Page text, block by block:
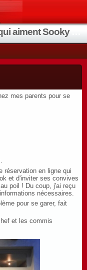
mes parents pour se
réservation en ligne qui
et d'inviter ses convives
poil ! Du coup, j'ai reçu
nécessaires.
pour se garer, fait
et les commis